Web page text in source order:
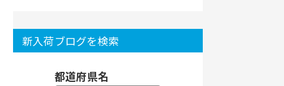
新入荷ブログを検索
都道府県名